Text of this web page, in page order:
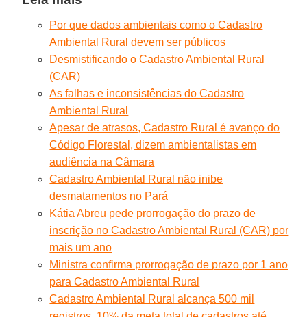
Por que dados ambientais como o Cadastro
Ambiental Rural devem ser públicos
Desmistificando o Cadastro Ambiental Rural
(CAR)
As falhas e inconsistências do Cadastro
Ambiental Rural
Apesar de atrasos, Cadastro Rural é avanço do
Código Florestal, dizem ambientalistas em
audiência na Câmara
Cadastro Ambiental Rural não inibe
desmatamentos no Pará
Kátia Abreu pede prorrogação do prazo de
inscrição no Cadastro Ambiental Rural (CAR) por
mais um ano
Ministra confirma prorrogação de prazo por 1 ano
para Cadastro Ambiental Rural
Cadastro Ambiental Rural alcança 500 mil